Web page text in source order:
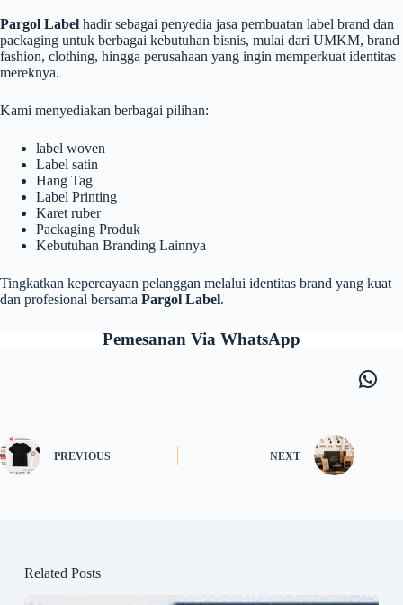
Pargol Label hadir sebagai penyedia jasa pembuatan label brand dan
packaging untuk berbagai kebutuhan bisnis, mulai dari UMKM, brand
fashion, clothing, hingga perusahaan yang ingin memperkuat identitas
mereknya.
Kami menyediakan berbagai pilihan:
label woven
Label satin
Hang Tag
Label Printing
Karet ruber
Packaging Produk
Kebutuhan Branding Lainnya
Tingkatkan kepercayaan pelanggan melalui identitas brand yang kuat
dan profesional bersama Pargol Label.
Pemesanan Via WhatsApp
PREVIOUS NEXT
Related Posts